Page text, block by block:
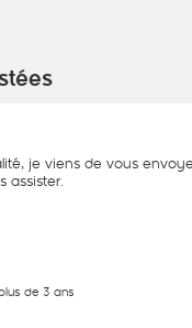
je viens de vous
assister.
de 3 ans